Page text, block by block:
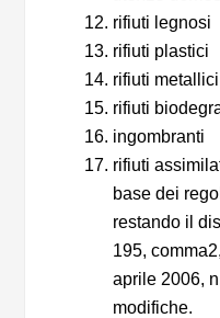
rifiuti legnosi
rifiuti plastici
rifiuti metallici
rifiuti
ingombranti
rifiuti
base dei
restando il
195,
aprile 2006,
modifiche.